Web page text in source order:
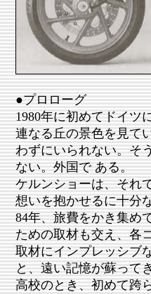
●プロローグ
1980年に初めてドイツ
連なる丘の景色を見て
わずにいられない。そ
ない。外国で ある。
ケルンショーは、それ
想いを抱かせるに十分
84年、旅費をかき集め
ための取材も交え、各
取材にインプレッシブ
と、遠い記憶が蘇って
高校のとき、初めて跨